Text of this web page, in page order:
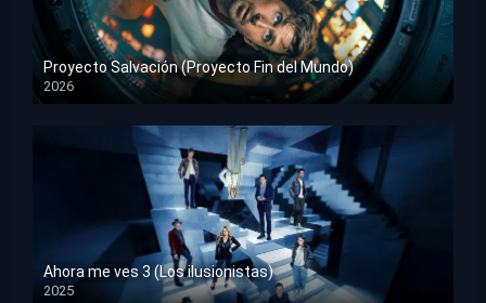
Proyecto Salvación (Proyecto Fin del Mundo)
2026
HD 1080p
Ahora me ves 3 (Los ilusionistas)
2025